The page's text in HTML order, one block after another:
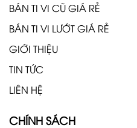
BÁN TI VI CŨ GIÁ RẺ
BÁN TI VI LƯỚT GIÁ RẺ
GIỚI THIỆU
TIN TỨC
LIÊN HỆ
CHÍNH SÁCH